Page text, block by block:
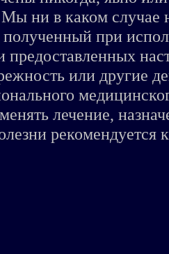
ни в каком случае
при
или другие
лечение,
рекомендуется